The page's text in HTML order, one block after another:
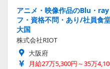
アニメ・映像作品のBlu・
フ・資格不問・あり/社員食
大国
株式会社RIOT
大阪府
月給27万5,300円～35万